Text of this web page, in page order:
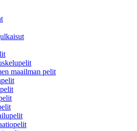
maailman pelit